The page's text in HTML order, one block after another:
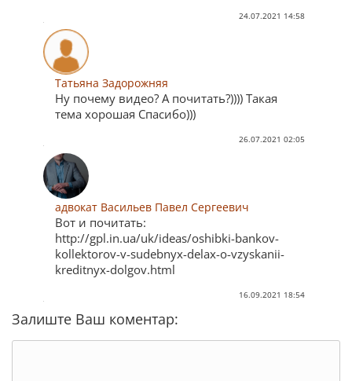
24.07.2021 14:58
Татьяна Задорожняя
Ну почему видео? А почитать?)))) Такая
тема хорошая Спасибо)))
26.07.2021 02:05
адвокат Васильев Павел Сергеевич
Вот и почитать:
http://gpl.in.ua/uk/ideas/oshibki-bankov-
kollektorov-v-sudebnyx-delax-o-vzyskanii-
kreditnyx-dolgov.html
16.09.2021 18:54
Залиште Ваш коментар: